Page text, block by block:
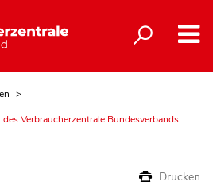
Verbraucherzentrale Bundesverbands
Drucken